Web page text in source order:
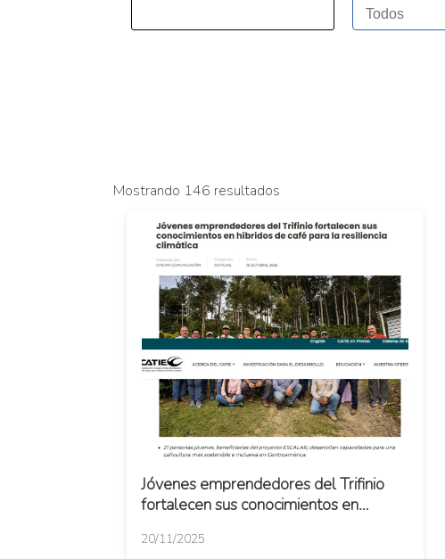
Mostrando 146 resultados
Jóvenes emprendedores del Trifinio
fortalecen sus conocimientos en
climática
20/11/2025